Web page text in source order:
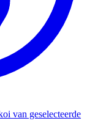
van geselecteerde